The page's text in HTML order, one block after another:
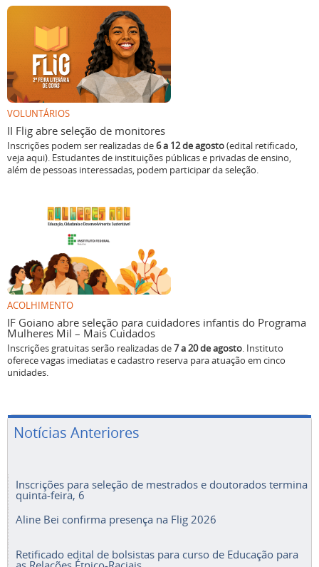
VOLUNTÁRIOS
II Flig abre seleção de monitores
Inscrições podem ser realizadas de6 a 12 de agosto(edital retificado,
veja aqui). Estudantes de instituições públicas e privadas de ensino,
além de pessoas interessadas, podem participar da seleção.
ACOLHIMENTO
IF Goiano abre seleção para cuidadores infantis do Programa
Mulheres Mil – Mais Cuidados
Inscrições gratuitas serão realizadas de7 a 20 de agosto. Instituto
oferece vagas imediatas e cadastro reserva para atuação em cinco
unidades.
Notícias Anteriores
Inscrições para seleção de mestrados e doutorados termina
quinta-feira, 6
Aline Bei confirma presença na Flig 2026
Retificado edital de bolsistas para curso de Educação para